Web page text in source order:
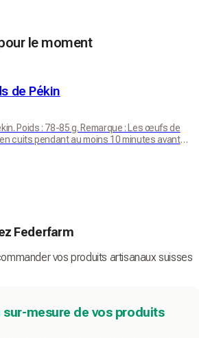
le moment
de Pékin
Poids : 78-85 g. Remarque : Les œufs de
cuits pendant au moins 10 minutes avant
Federfarm
vos produits artisanaux suisses
sur-mesure de vos produits